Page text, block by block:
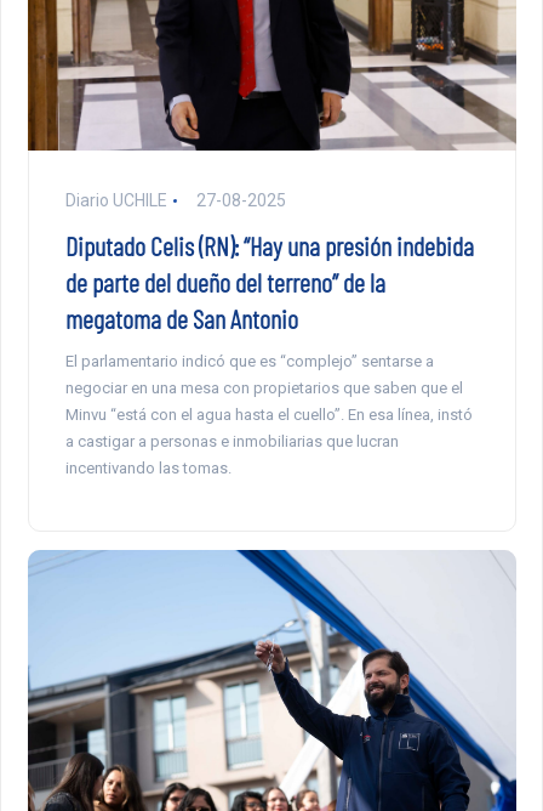
Diario UCHILE 27-08-2025
Diputado Celis (RN): “Hay una presión indebida
de parte del dueño del terreno” de la
megatoma de San Antonio
El parlamentario indicó que es “complejo” sentarse a
negociar en una mesa con propietarios que saben que el
Minvu “está con el agua hasta el cuello”. En esa línea, instó
a castigar a personas e inmobiliarias que lucran
incentivando las tomas.